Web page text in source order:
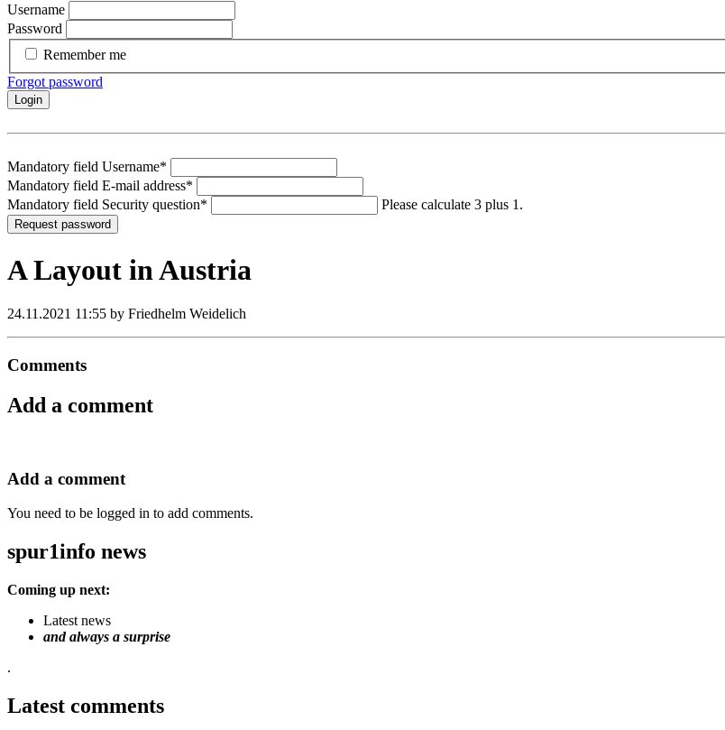
Username
Password
Remember me
Forgot password
Login
Mandatory field Username*
Mandatory field E-mail address*
Mandatory field Security question* Please calculate 3 plus 1.
Request password
A Layout in Austria
24.11.2021 11:55 by Friedhelm Weidelich
Comments
Add a comment
Add a comment
You need to be logged in to add comments.
spur1info news
Coming up next:
Latest news
and always a surprise
.
Latest comments